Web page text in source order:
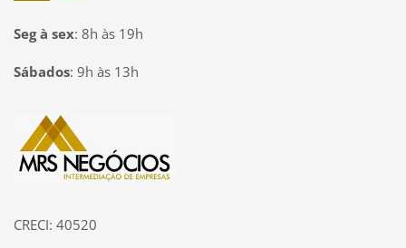
Seg à sex: 8h às 19h
Sábados: 9h às 13h
Página inicial
CRECI: 40520